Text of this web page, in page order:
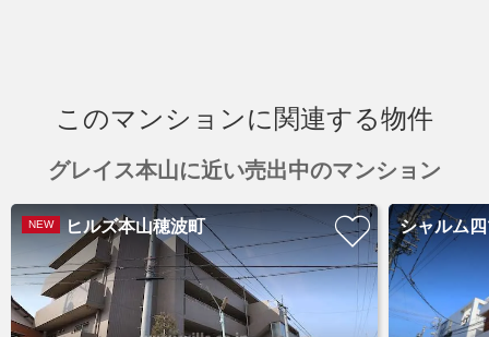
このマンションに関連する物件
グレイス本山に近い売出中のマンション
NEW ヒルズ本山穂波町 シャルム